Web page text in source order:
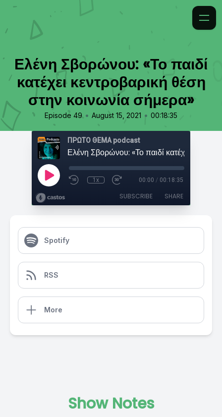
Ελένη Σβορώνου: «Το παιδί
κατέχει κεντροβαρική θέση
στην κοινωνία σήμερα»
Episode 49 • August 15, 2021 • 00:18:35
ΠΡΩΤΟ ΘΕΜΑ podcast
1x 00:00 / 00:18:35
SUBSCRIBE SHARE
Spotify
RSS
More
Show Notes